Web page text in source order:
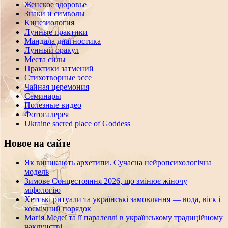
Женское здоровье
Знаки и символы
Кинезиология
Лунные практики
Мандала диагностика
Лунный оракул
Места силы
Практики затмений
Стихотворные эссе
Чайная церемония
Семинары
Полезные видео
Фотогалерея
Ukraine sacred place of Goddess
Новое на сайте
Як виникають архетипи. Сучасна нейропсихологічна
модель
Зимове Сонцестояння 2026, що змінює жіночу
міфологію
Хетські ритуали та українські замовляння — вода, віск і
космічний порядок
Магія Медеї та її паралеллі в українському традиційному